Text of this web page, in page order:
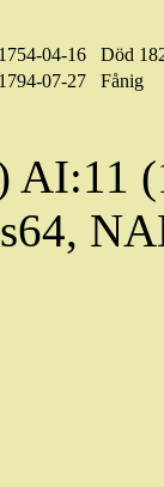
1754-04-16
Död
1794-07-27 Fånig
AI:11